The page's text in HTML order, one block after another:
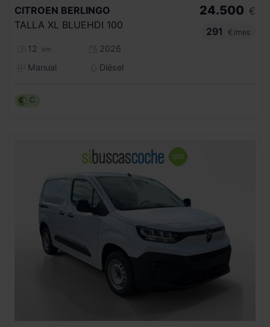
CITROEN BERLINGO
TALLA XL BLUEHDI 100
12 km
2026
Manual
Diésel
24.500 €
291
€/mes
C